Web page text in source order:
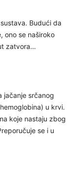
Budući da
ono se naširoko
zatvora…
jačanje srčanog
u krvi.
koje nastaju zbog
se i u